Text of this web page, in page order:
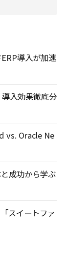
導入が加速
入効果徹底分
vs. Oracle Ne
成功から学ぶ
スイートファ